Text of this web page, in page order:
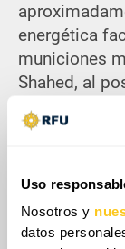
Uso
Nosotros y
datos
energética
municiones
Shahed, al
delante de
sistema
bordo guíen
tierra a un